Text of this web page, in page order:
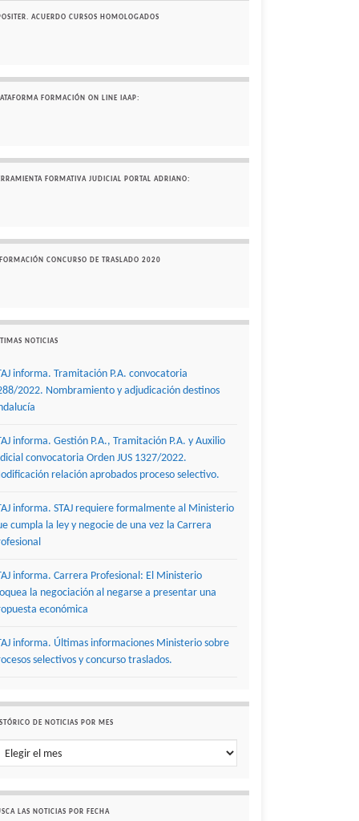
ACUERDO CURSOS HOMOLOGADOS
FORMACIÓN ON LINE IAAP:
FORMATIVA JUDICIAL PORTAL ADRIANO:
CONCURSO DE TRASLADO 2020
NOTICIAS
informa. Tramitación P.A. convocatoria
2022. Nombramiento y adjudicación destinos
informa. Gestión P.A., Tramitación P.A. y Auxilio
convocatoria Orden JUS 1327/2022.
relación aprobados proceso selectivo.
informa. STAJ requiere formalmente al Ministerio
cumpla la ley y negocie de una vez la Carrera
informa. Carrera Profesional: El Ministerio
la negociación al negarse a presentar una
económica
informa. Últimas informaciones Ministerio sobre
selectivos y concurso traslados.
DE NOTICIAS POR MES
de noticias por mes
LAS NOTICIAS POR FECHA